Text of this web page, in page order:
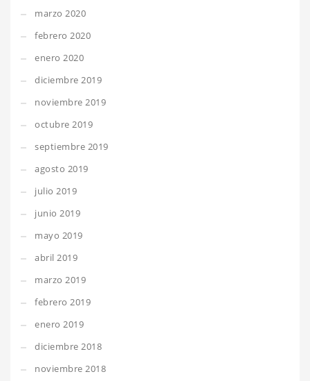
marzo 2020
febrero 2020
enero 2020
diciembre 2019
noviembre 2019
octubre 2019
septiembre 2019
agosto 2019
julio 2019
junio 2019
mayo 2019
abril 2019
marzo 2019
febrero 2019
enero 2019
diciembre 2018
noviembre 2018